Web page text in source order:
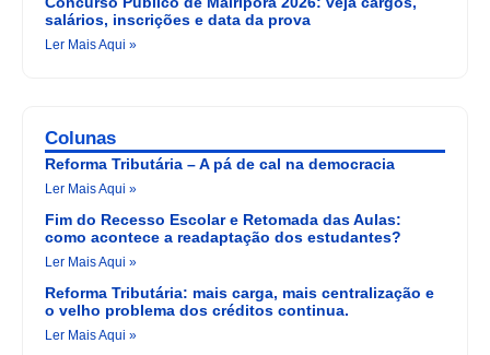
salários, inscrições e data da prova
Ler Mais Aqui »
Colunas
Reforma Tributária – A pá de cal na democracia
Ler Mais Aqui »
Fim do Recesso Escolar e Retomada das Aulas:
como acontece a readaptação dos estudantes?
Ler Mais Aqui »
Reforma Tributária: mais carga, mais centralização e
o velho problema dos créditos continua.
Ler Mais Aqui »